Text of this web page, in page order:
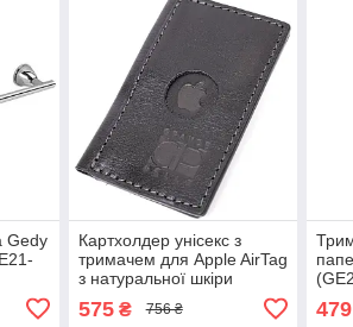
Gedy
Картхолдер унісекс з
тримачем для Apple AirTag
з натуральної шкіри
Чорний
575₴ 756 ₴ 479